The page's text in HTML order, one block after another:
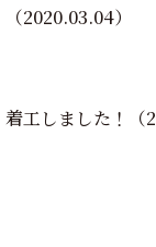
（2020.03.04）
着工しました！